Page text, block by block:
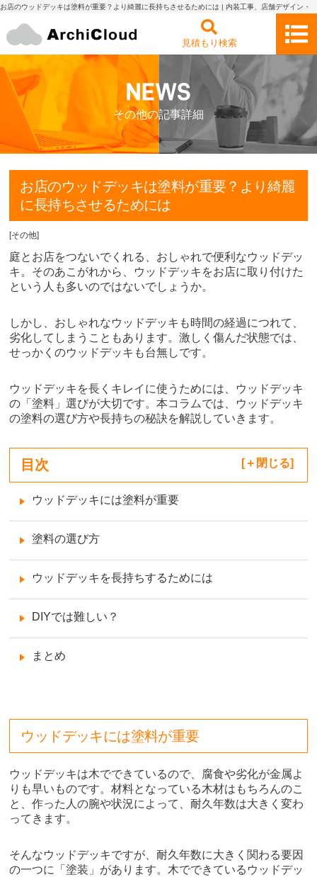
お店のウッドデッキは塗料が重要？より綺麗に長持ちさせるためには | 内装工事、店舗デザイン・
見積もり検索
その他の記事詳細
お店のウッドデッキは塗料が重要？より綺麗
に長持ちさせるためには
[その他]
庭とお店をつないでくれる、おしゃれで便利なウッドデッ
キ。そのあこがれから、ウッドデッキをお店に取り付けた
という人も多いのではないでしょうか。
しかし、おしゃれなウッドデッキも時間の経過につれて、
劣化してしまうこともあります。激しく傷んだ状態では、
せっかくのウッドデッキも台無しです。
ウッドデッキを長くキレイに使うためには、ウッドデッキ
の「塗料」選びが大切です。本コラムでは、ウッドデッキ
の塗料の選び方や長持ちの秘訣を解説していきます。
目次 [ 閉じる]
ウッドデッキには塗料が重要
塗料の選び方
ウッドデッキを長持ちするためには
DIYでは難しい？
まとめ
ウッドデッキには塗料が重要
ウッドデッキは木でできているので、腐食や劣化が金属よ
りも早いものです。材料となっている木材はもちろんのこ
と、作った人の腕や状況によって、耐久年数は大きく変わ
ってきます。
そんなウッドデッキですが、耐久年数に大きく関わる要因
の一つに「塗装」があります。木でできているウッドデッ